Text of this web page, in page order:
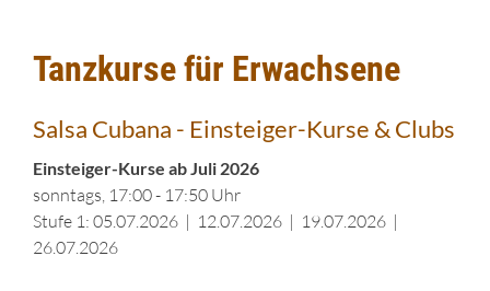
Tanzkurse für Erwachsene
Salsa Cubana - Einsteiger-Kurse & Clubs
Einsteiger-Kurse ab Juli 2026
sonntags, 17:00 - 17:50 Uhr
Stufe 1: 05.07.2026 | 12.07.2026 | 19.07.2026 |
26.07.2026